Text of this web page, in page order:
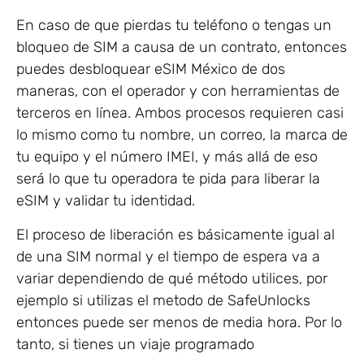
En caso de que pierdas tu teléfono o tengas un
bloqueo de SIM a causa de un contrato, entonces
puedes desbloquear eSIM México de dos
maneras, con el operador y con herramientas de
terceros en línea. Ambos procesos requieren casi
lo mismo como tu nombre, un correo, la marca de
tu equipo y el número IMEI, y más allá de eso
será lo que tu operadora te pida para liberar la
eSIM y validar tu identidad.
El proceso de liberación es básicamente igual al
de una SIM normal y el tiempo de espera va a
variar dependiendo de qué método utilices, por
ejemplo si utilizas el metodo de SafeUnlocks
entonces puede ser menos de media hora. Por lo
tanto, si tienes un viaje programado